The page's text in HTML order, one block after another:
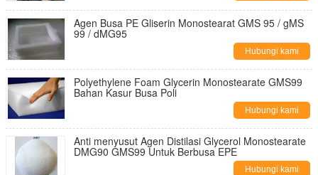
Agen Busa PE Gliserin Monostearat GMS 95 / gMS
99 / dMG95
Hubungi kami
Polyethylene Foam Glycerin Monostearate GMS99
Bahan Kasur Busa Poli
Hubungi kami
Anti menyusut Agen Distilasi Glycerol Monostearate
DMG90 GMS99 Untuk Berbusa EPE
Hubungi kami